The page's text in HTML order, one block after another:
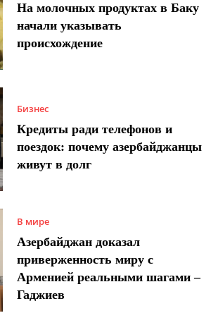
На молочных продуктах в Баку
начали указывать
происхождение
Бизнес
Кредиты ради телефонов и
поездок: почему азербайджанцы
живут в долг
В мире
Азербайджан доказал
приверженность миру с
Арменией реальными шагами –
Гаджиев